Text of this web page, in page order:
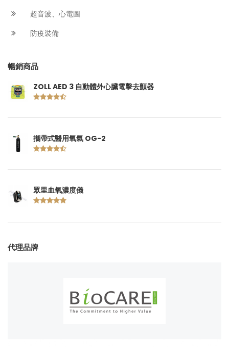
超音波、心電圖
防疫裝備
暢銷商品
ZOLL AED 3 自動體外心臟電擊去顫器
攜帶式醫用氧氣 OG-2
眾里血氧濃度儀
代理品牌